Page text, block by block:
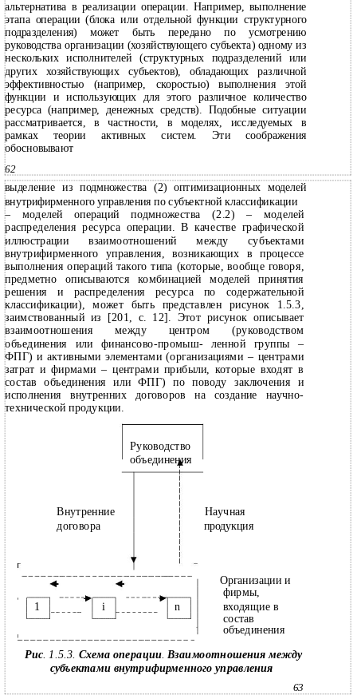
альтернатива в реализации операции. Например, выполнение
этапа операции (блока или отдельной функции структурного
подразделения) может быть передано по усмотрению
руководства организации (хозяйствующего субъекта) одному из
нескольких исполнителей (структурных подразделений или
других хозяйствующих субъектов), обладающих различной
эффективностью (например, скоростью) выполнения этой
функции и использующих для этого различное количество
ресурса (например, денежных средств). Подобные ситуации
рассматривается, в частности, в моделях, исследуемых в
рамках теории активных систем. Эти соображения
обосновывают
62
выделение из подмножества (2) оптимизационных моделей
внутрифирменного управления по субъектной классификации
– моделей операций подмножества (2.2) – моделей
распределения ресурса операции. В качестве графической
иллюстрации взаимоотношений между субъектами
внутрифирменного управления, возникающих в процессе
выполнения операций такого типа (которые, вообще говоря,
предметно описываются комбинацией моделей принятия
решения и распределения ресурса по содержательной
классификации), может быть представлен рисунок 1.5.3,
заимствованный из [201, с. 12]. Этот рисунок описывает
взаимоотношения между центром (руководством
объединения или финансово-промыш- ленной группы –
ФПГ) и активными элементами (организациями – центрами
затрат и фирмами – центрами прибыли, которые входят в
состав объединения или ФПГ) по поводу заключения и
исполнения внутренних договоров на создание научно-
технической продукции.
Руководство
объединения
Внутренние
Научная
договора
продукция
Организации и
фирмы,
1
i n
входящие в
состав
объединения
Рис. 1.5.3. Схема операции.Взаимоотношения между
субъектами внутрифирменного управления
63